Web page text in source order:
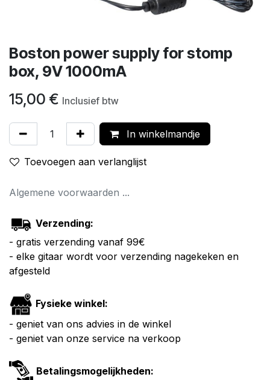
Boston power supply for stomp
box, 9V 1000mA
15,00 € Inclusief btw
In winkelmandje
Toevoegen aan verlanglijst
Algemene voorwaarden ...
Verzending:
- gratis verzending vanaf 99€
- elke gitaar wordt voor verzending nagekeken en
afgesteld
Fysieke winkel:
- geniet van ons advies in de winkel
- geniet van onze service na verkoop
Betalingsmogelijkheden: